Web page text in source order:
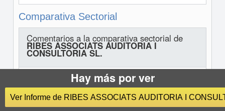
Comparativa Sectorial
Comentarios a la comparativa sectorial de
RIBES ASSOCIATS AUDITORIA I
CONSULTORIA SL.
En comparación con su sector, el activo de la
empresa muestra una menor proporción de Activo
no corriente. En concreto, la diferencia con la media
del sector es de -27,09 %.
Hay más por ver
Ver Informe de RIBES ASSOCIATS AUDITORIA I